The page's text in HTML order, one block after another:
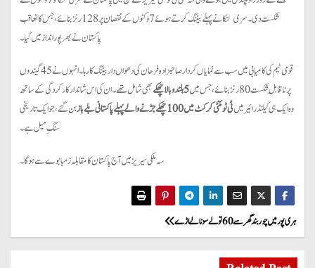
شکست دی۔ سری لنکا نے پہلے بیٹنگ کرتے ہوئے 7 وکٹوں کے نقصان پر 128 رنز بنائے، جس کا تعاقب
پاکستان نے بھرپور انداز میں کیا۔
قومی ٹیم کی کامیابی میں سب سے نمایاں کردار صاحبزادہ فرحان کی دھواں دار بیٹنگ کا رہا۔ انہوں نے 45 گیندوں
پر ناقابلِ شکست 80 رنز بنائے، جس میں
5 بلند و بالا چھکے
بھی شامل تھے۔ ان کی اس شاندار کارکردگی کے ساتھ
وہ ایک ہی کیلنڈر ائیر میںٹی ٹوئنٹی کرکٹ میں 100 چھکے جڑنے والے پہلے پاکستانی بلے باز
بن گئے، جو ایک تاریخی
سنگِ میل ہے۔
سہ ملکی سیریز میں آج پاکستان کا مقابلہ زمبابوے سے ہوگا۔
P
o
ہری پور میں چور بند گھر سے 60تولے سونا لے اڑے